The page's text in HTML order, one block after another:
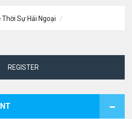
Sự Hải Ngoại
REGISTER